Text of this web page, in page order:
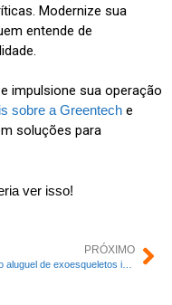
Modernize sua
entende de
impulsione sua operação
sobre a Greentech e
soluções para
ver isso!
PRÓXIMO
Como o aluguel de exoesqueletos industriais automatizados está revolucionando a ergonomia e a eficiência operacional na intralogística